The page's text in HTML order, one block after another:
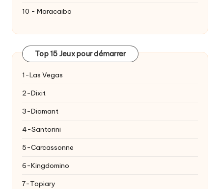
10 - Maracaibo
Top 15 Jeux pour démarrer
1-Las Vegas
2-Dixit
3-Diamant
4-Santorini
5-Carcassonne
6-Kingdomino
7-Topiary